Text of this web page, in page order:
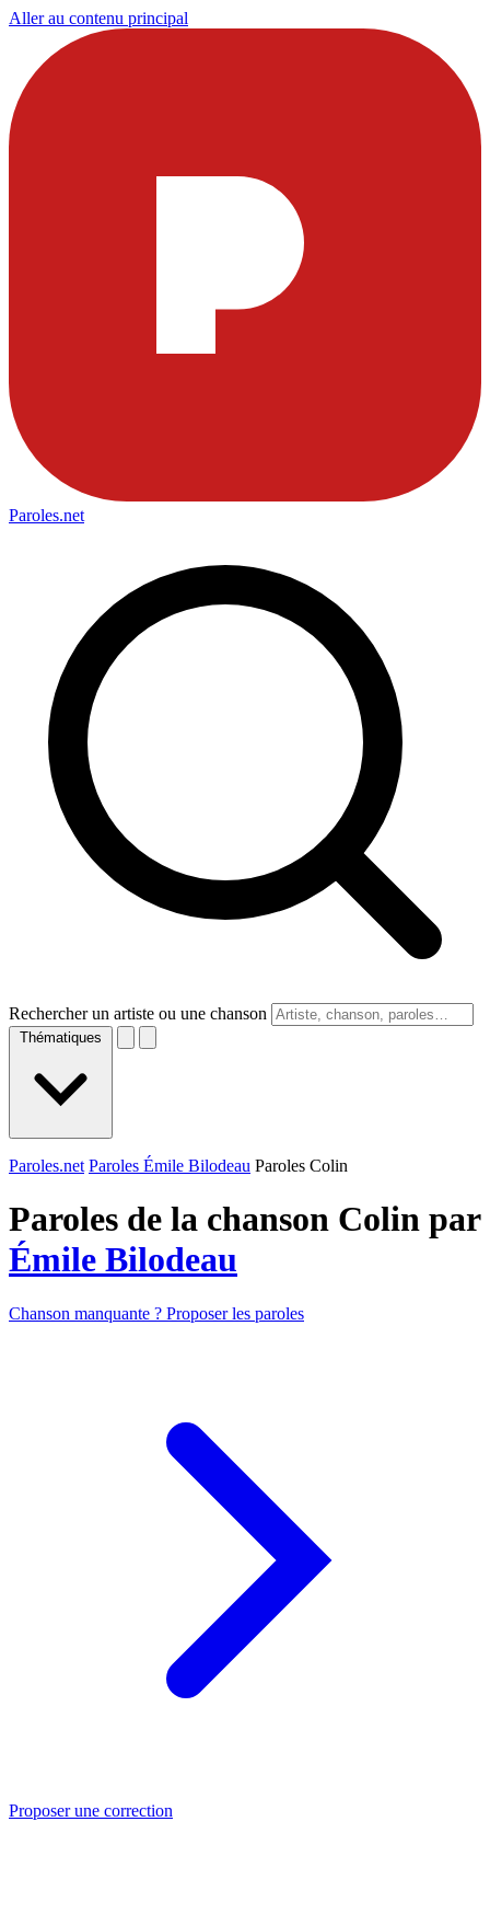
Aller au contenu principal
Paroles.net
Rechercher un artiste ou une chanson
Thématiques
Paroles.net Paroles Émile Bilodeau Paroles Colin
Paroles de la chanson Colin par
Émile Bilodeau
Chanson manquante ? Proposer les paroles
Proposer une correction